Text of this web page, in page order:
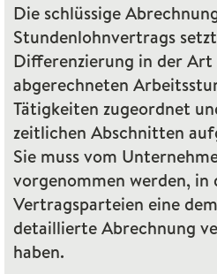
Die schlüssige
Stundenlohnvertrags
Differenzierung in der Art
abgerechneten
Tätigkeiten zugeordnet
zeitlichen Abschnitten
Sie muss vom
vorgenommen werden, in
Vertragsparteien eine
detaillierte Abrechnung
haben.